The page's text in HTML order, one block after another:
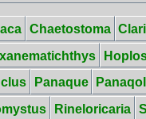
Chaetostoma
Panaque
Rineloricaria